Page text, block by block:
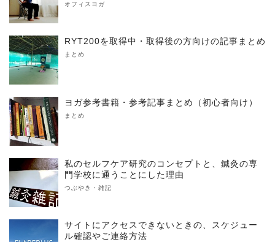
オフィスヨガ
RYT200を取得中・取得後の方向けの記事まとめ
まとめ
ヨガ参考書籍・参考記事まとめ（初心者向け）
まとめ
私のセルフケア研究のコンセプトと、鍼灸の専
門学校に通うことにした理由
つぶやき・雑記
サイトにアクセスできないときの、スケジュー
ル確認やご連絡方法